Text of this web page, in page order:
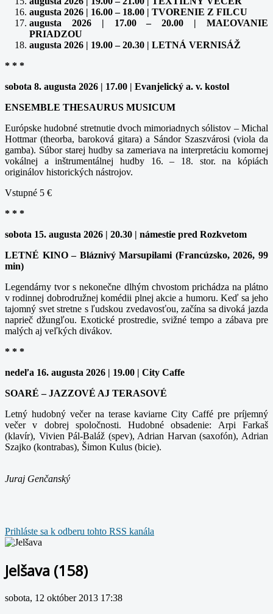
augusta 2026 | 16.00 – 18.00 | TVORENIE Z FILCU
augusta 2026 | 17.00 – 20.00 | MAĽOVANIE
PRIADZOU
augusta 2026 | 19.00 – 20.30 | LETNÁ VERNISÁŽ
* * *
sobota 8. augusta 2026 | 17.00 | Evanjelický a. v. kostol
ENSEMBLE THESAURUS MUSICUM
Európske hudobné stretnutie dvoch mimoriadnych sólistov – Michal
Hottmar (theorba, baroková gitara) a Sándor Szaszvárosi (viola da
gamba). Súbor starej hudby sa zameriava na interpretáciu komornej
vokálnej a inštrumentálnej hudby 16. – 18. stor. na kópiách
originálov historických nástrojov.
Vstupné 5 €
* * *
sobota 15. augusta 2026 | 20.30 | námestie pred Rozkvetom
LETNÉ KINO – Bláznivý Marsupilami (Francúzsko, 2026, 99
min)
Legendárny tvor s nekonečne dlhým chvostom prichádza na plátno
v rodinnej dobrodružnej komédii plnej akcie a humoru. Keď sa jeho
tajomný svet stretne s ľudskou zvedavosťou, začína sa divoká jazda
naprieč džungľou. Exotické prostredie, svižné tempo a zábava pre
malých aj veľkých divákov.
* * *
nedeľa 16. augusta 2026 | 19.00 | City Caffe
SOARÉ – JAZZOVÉ AJ TERASOVÉ
Letný hudobný večer na terase kaviarne City Caffé pre príjemný
večer v dobrej spoločnosti. Hudobné obsadenie: Arpi Farkaš
(klavír), Vivien Pál-Baláž (spev), Adrian Harvan (saxofón), Adrian
Szajko (kontrabas), Šimon Kulus (bicie).
Juraj Genčanský
Prihláste sa k odberu tohto RSS kanála
Jelšava (158)
sobota, 12 október 2013 17:38